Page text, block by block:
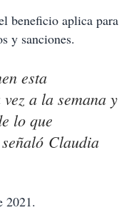
beneficio aplica para
y sanciones.
esta
a la semana y
lo que
Claudia
2021.